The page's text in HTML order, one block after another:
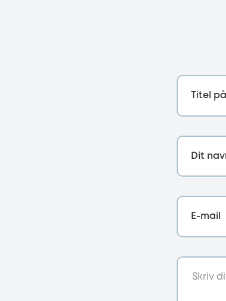
Titel
Dit
E-mail